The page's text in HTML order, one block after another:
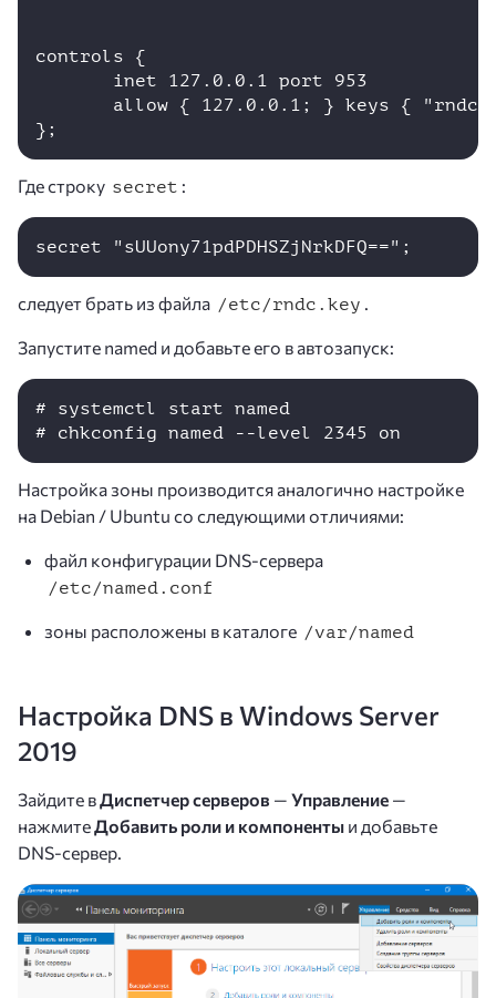
controls {
       inet 127.0.0.1 port 953
allow { 127.0.0.1; } keys { "rndc-
Где строку secret :
следует брать из файла /etc/rndc.key .
Запустите named и добавьте его в автозапуск:
# systemctl start named
# chkconfig named --level 2345 on
Настройка зоны производится аналогично настройке
на Debian / Ubuntu со следующими отличиями:
файл конфигурации DNS-сервера
/etc/named.conf
зоны расположены в каталоге /var/named
Настройка DNS в Windows Server
2019
Зайдите вДиспетчер серверов — Управление —
нажмитеДобавить роли и компоненты и добавьте
DNS-сервер.